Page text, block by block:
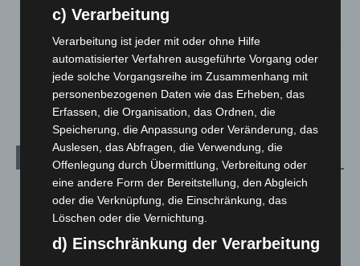
Maschpark
2. August 2026
Schwarz Digits und Zscaler starten souveräne Cloud-
Sicherheitsplattform für Europa
2. August 2026
Kategorien
Blaulicht
Corona-News
Hannover und Region
5.034
c) Verarbeitung
Verarbeitung ist jeder mit oder ohne Hilfe
automatisierter Verfahren ausgeführte Vorgang oder
jede solche Vorgangsreihe im Zusammenhang mit
personenbezogenen Daten wie das Erheben, das
Erfassen, die Organisation, das Ordnen, die
Speicherung, die Anpassung oder Veränderung, das
Auslesen, das Abfragen, die Verwendung, die
Offenlegung durch Übermittlung, Verbreitung oder
eine andere Form der Bereitstellung, den Abgleich
oder die Verknüpfung, die Einschränkung, das
Löschen oder die Vernichtung.
d) Einschränkung der Verarbeitung